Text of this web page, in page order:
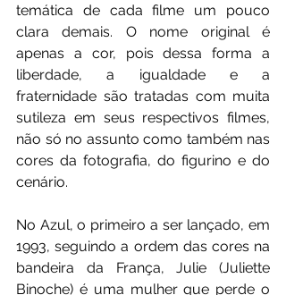
temática de cada filme um pouco
clara demais. O nome original é
apenas a cor, pois dessa forma a
liberdade, a igualdade e a
fraternidade são tratadas com muita
sutileza em seus respectivos filmes,
não só no assunto como também nas
cores da fotografia, do figurino e do
cenário.
No Azul, o primeiro a ser lançado, em
1993, seguindo a ordem das cores na
bandeira da França, Julie (Juliette
Binoche) é uma mulher que perde o